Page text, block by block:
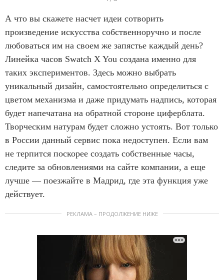
e
m
1
o
f
3
А что вы скажете насчет идеи сотворить
произведение искусства собственноручно и после
любоваться им на своем же запястье каждый день?
Линейка часов Swatch X You создана именно для
таких экспериментов. Здесь можно выбрать
уникальный дизайн, самостоятельно определиться с
цветом механизма и даже придумать надпись, которая
будет напечатана на обратной стороне циферблата.
Творческим натурам будет сложно устоять. Вот только
в России данный сервис пока недоступен. Если вам
не терпится поскорее создать собственные часы,
следите за обновлениями на сайте компании, а еще
лучше — поезжайте в Мадрид, где эта функция уже
действует.
РЕКЛАМА – ПРОДОЛЖЕНИЕ НИЖЕ